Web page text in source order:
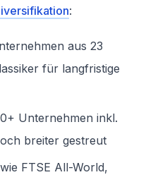
:
aus 23
für langfristige
Unternehmen inkl.
breiter gestreut
FTSE All-World,